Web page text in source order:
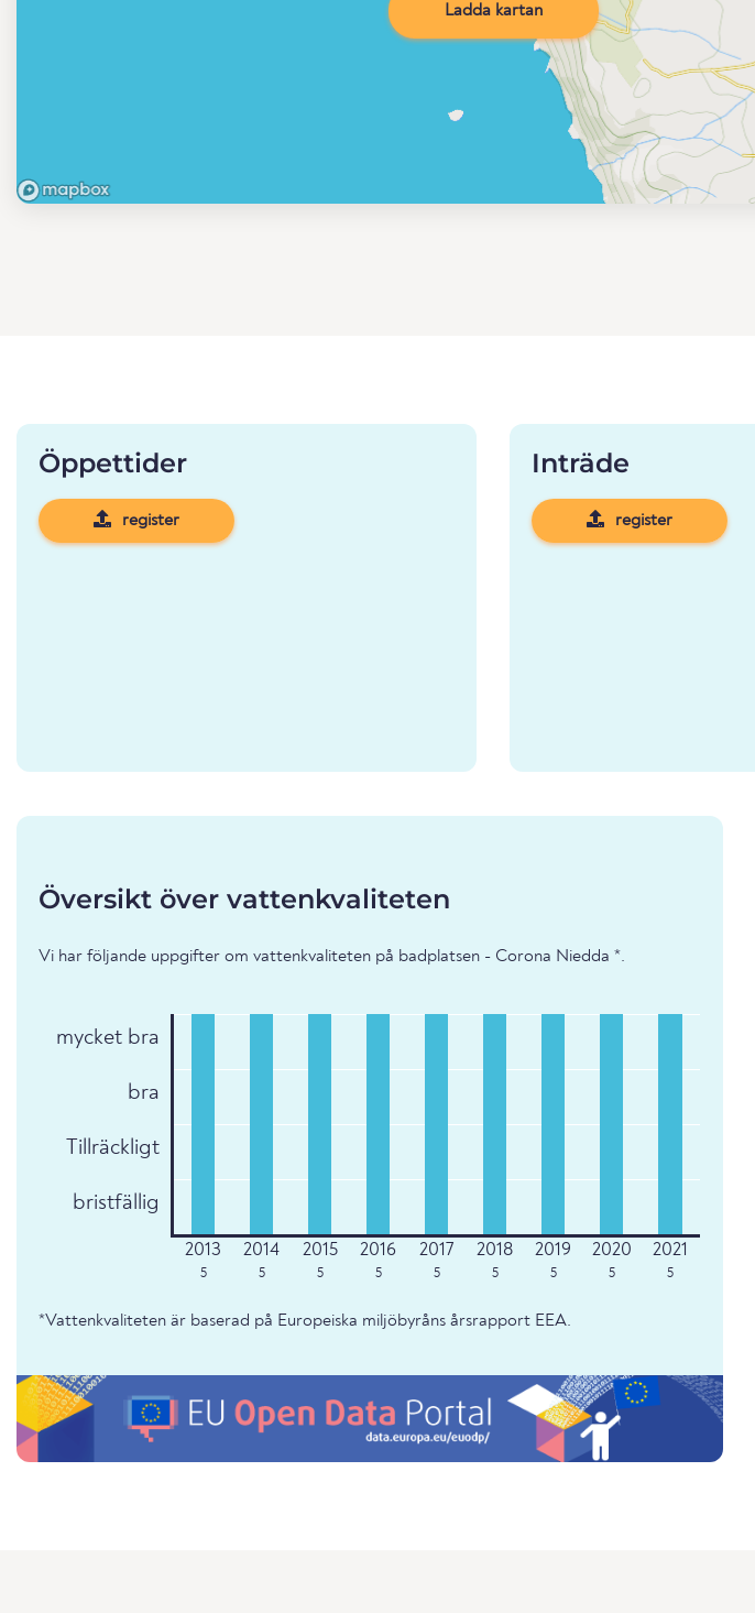
Ladda kartan
Öppettider
register
Inträde
register
Översikt över vattenkvaliteten
Vi har följande uppgifter om vattenkvaliteten på badplatsen - Corona Niedda *.
mycket bra
bra
Tillräckligt
bristfällig
5 5 5 5 5 5 5 5 5
*Vattenkvaliteten är baserad på Europeiska miljöbyråns årsrapport EEA.